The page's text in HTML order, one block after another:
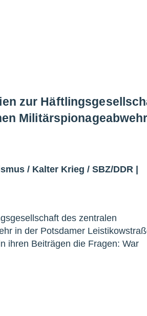
zur
/ Kalter Krieg / SBZ/DDR
des zentralen
in der Potsdamer
ihren Beiträgen die Fragen: War